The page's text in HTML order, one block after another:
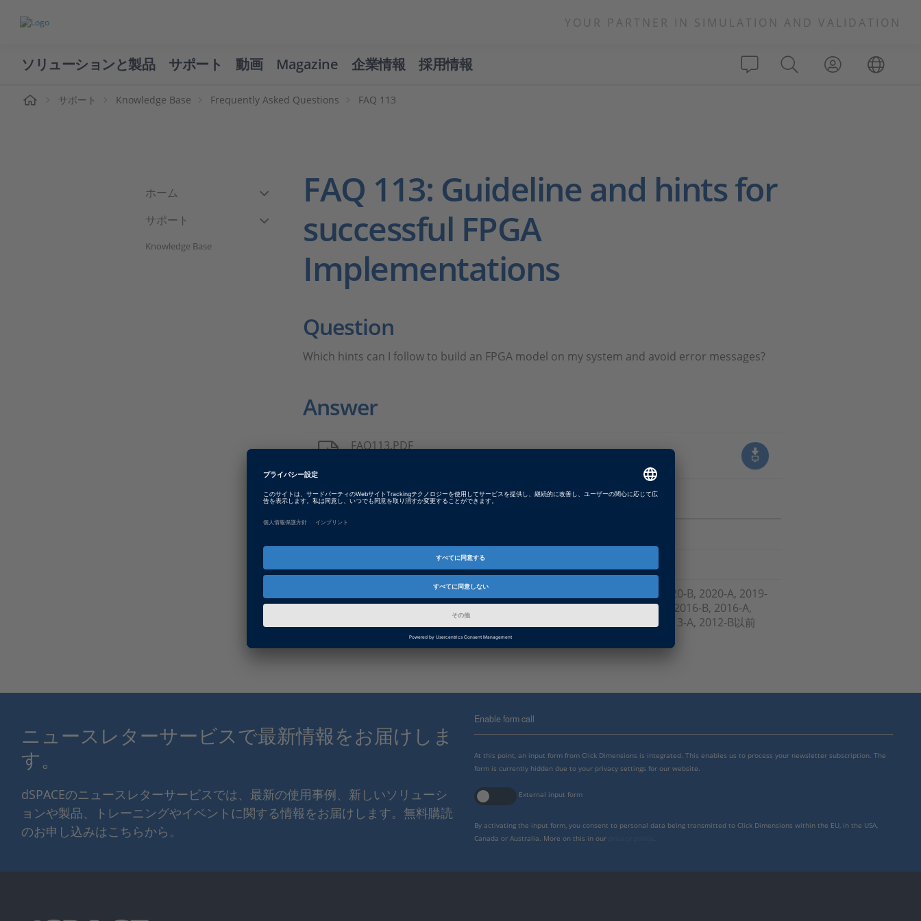
YOUR PARTNER IN SIMULATION AND VALIDATION
ソリューションと製品 サポート 動画 Magazine 企業情報 採用情報
サポート Knowledge Base Frequently Asked Questions FAQ 113
ホーム
サポート
Knowledge Base
FAQ 113: Guideline and hints for
successful FPGA
Implementations
Question
Which hints can I follow to build an FPGA model on my system and avoid error messages?
Answer
FAQ113.PDF
Tags
FAQ
2023-A, 2022-B, 2022-A, 2021-B, 2021-A, 2020-B, 2020-A, 2019-
B, 2019-A, 2018-B, 2018-A, 2017-B , 2017-A, 2016-B, 2016-A,
2015-B, 2015-A, 2014-B, 2014-A, 2013-B, 2013-A, 2012-B以前
ニュースレターサービスで最新情報をお届けしま
す。
dSPACEのニュースレターサービスでは、最新の使用事例、新しいソリューシ
ョンや製品、トレーニングやイベントに関する情報をお届けします。無料購読
のお申し込みはこちらから。
Enable form call
At this point, an input form from Click Dimensions is integrated. This enables us to process your newsletter subscription. The
form is currently hidden due to your privacy settings for our website.
External input form
By activating the input form, you consent to personal data being transmitted to Click Dimensions within the EU, in the USA,
Canada or Australia. More on this in our